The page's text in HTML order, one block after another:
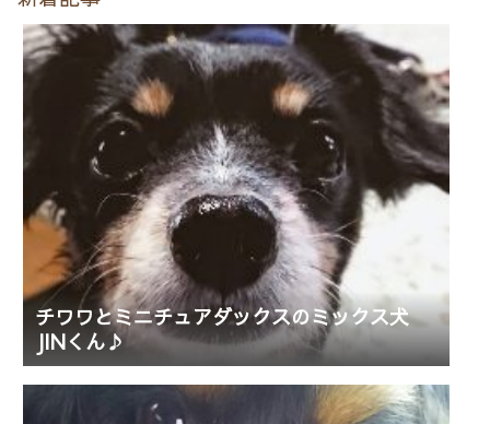
チワワとミニチュアダックスのミックス犬
JINくん♪